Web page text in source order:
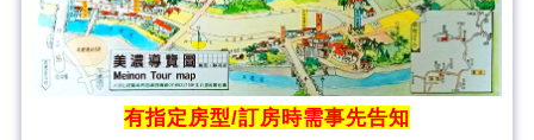
有指定房型/訂房時需事先告知